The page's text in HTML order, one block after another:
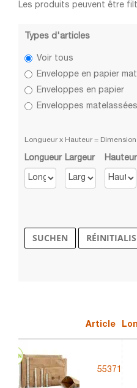
Les produits peuvent être
Types d'articles
Voir tous
Enveloppe en papier
Enveloppes en papier
Enveloppes
Longueur x Hauteur =
Longueur Largeur Hauteur
SUCHEN
Article
55371